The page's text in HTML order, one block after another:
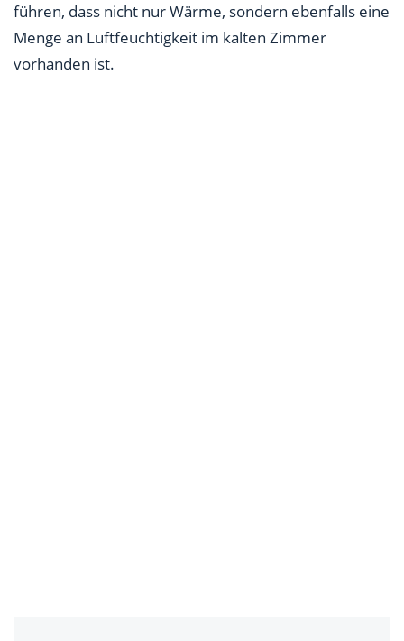
führen, dass nicht nur Wärme, sondern ebenfalls eine
Menge an Luftfeuchtigkeit im kalten Zimmer
vorhanden ist.